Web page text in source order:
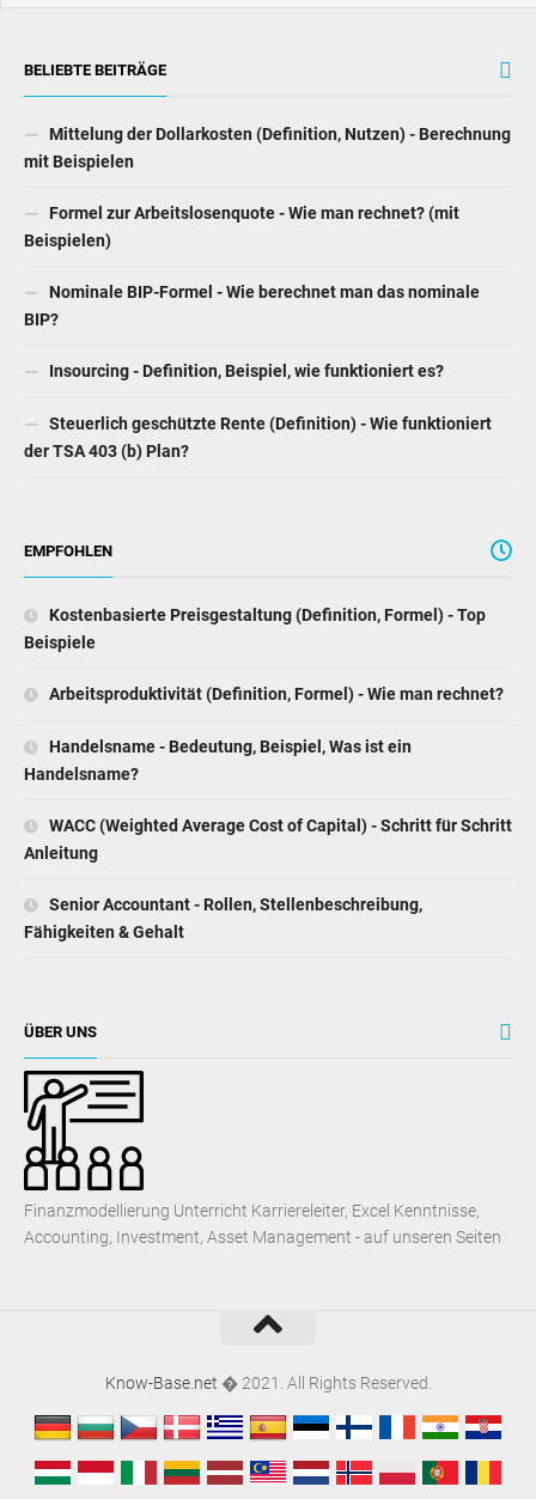
BELIEBTE BEITRÄGE
Mittelung der Dollarkosten (Definition, Nutzen) - Berechnung
mit Beispielen
Formel zur Arbeitslosenquote - Wie man rechnet? (mit
Beispielen)
Nominale BIP-Formel - Wie berechnet man das nominale
BIP?
Insourcing - Definition, Beispiel, wie funktioniert es?
Steuerlich geschützte Rente (Definition) - Wie funktioniert
der TSA 403 (b) Plan?
EMPFOHLEN
Kostenbasierte Preisgestaltung (Definition, Formel) - Top
Beispiele
Arbeitsproduktivität (Definition, Formel) - Wie man rechnet?
Handelsname - Bedeutung, Beispiel, Was ist ein
Handelsname?
WACC (Weighted Average Cost of Capital) - Schritt für Schritt
Anleitung
Senior Accountant - Rollen, Stellenbeschreibung,
Fähigkeiten & Gehalt
ÜBER UNS
Finanzmodellierung Unterricht Karriereleiter, Excel Kenntnisse,
Accounting, Investment, Asset Management - auf unseren Seiten
Know-Base.net � 2021. All Rights Reserved.